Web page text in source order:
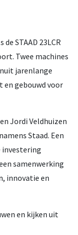
de STAAD 23LCR
Twee machines
jarenlange
gebouwd voor
Jordi Veldhuizen
Staad. Een
investering
samenwerking
innovatie en
en kijken uit